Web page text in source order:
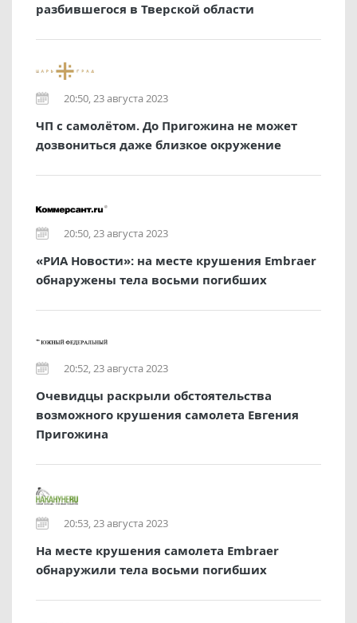
разбившегося в Тверской области
20:50, 23 августа 2023
ЧП с самолётом. До Пригожина не может
дозвониться даже близкое окружение
20:50, 23 августа 2023
«РИА Новости»: на месте крушения Embraer
обнаружены тела восьми погибших
20:52, 23 августа 2023
Очевидцы раскрыли обстоятельства
возможного крушения самолета Евгения
Пригожина
20:53, 23 августа 2023
На месте крушения самолета Embraer
обнаружили тела восьми погибших